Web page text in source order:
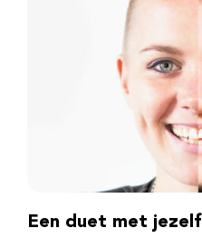
Een duet met jezelf